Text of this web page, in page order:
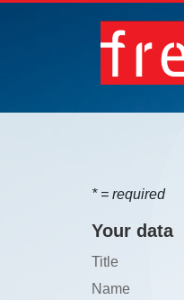
*= required
Your data
Title
Name